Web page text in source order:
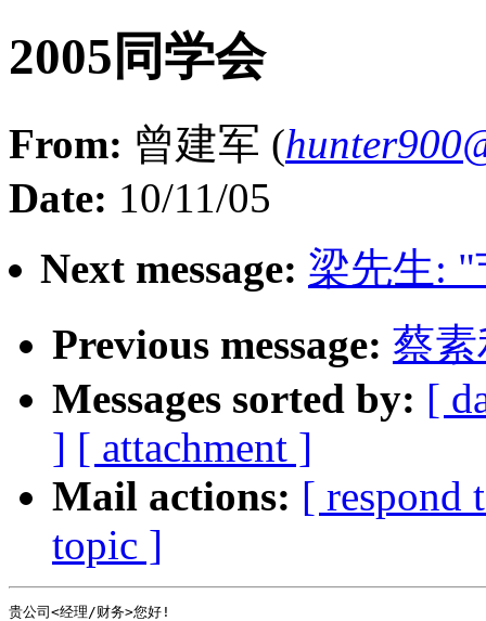
2005同学会
From: 曾建军 (
Date: 10/11/05
Next message: 梁先生:
Previous message: 蔡
Messages sorted by: [
] [ attachment ]
Mail actions: [ respond
topic ]
贵公司<经理/财务>您好!